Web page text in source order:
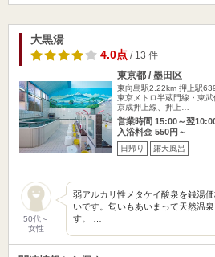
大黒湯
4.0点/ 13 件
東京都 / 墨田区
東向島駅2.22km 押上駅
東京メトロ半蔵門線・東
京成押上線、押上…
営業時間 15:00～翌
入浴料金 550円～
日帰り 露天風呂
50代～
女性
弱アルカリ性メタケイ酸泉を銭湯
いです。匂いもあいまって天然温
す。 …